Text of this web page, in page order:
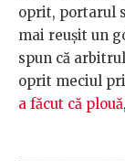
oprit, portarul
mai reușit un
spun că
oprit meciul
a făcut că plouă